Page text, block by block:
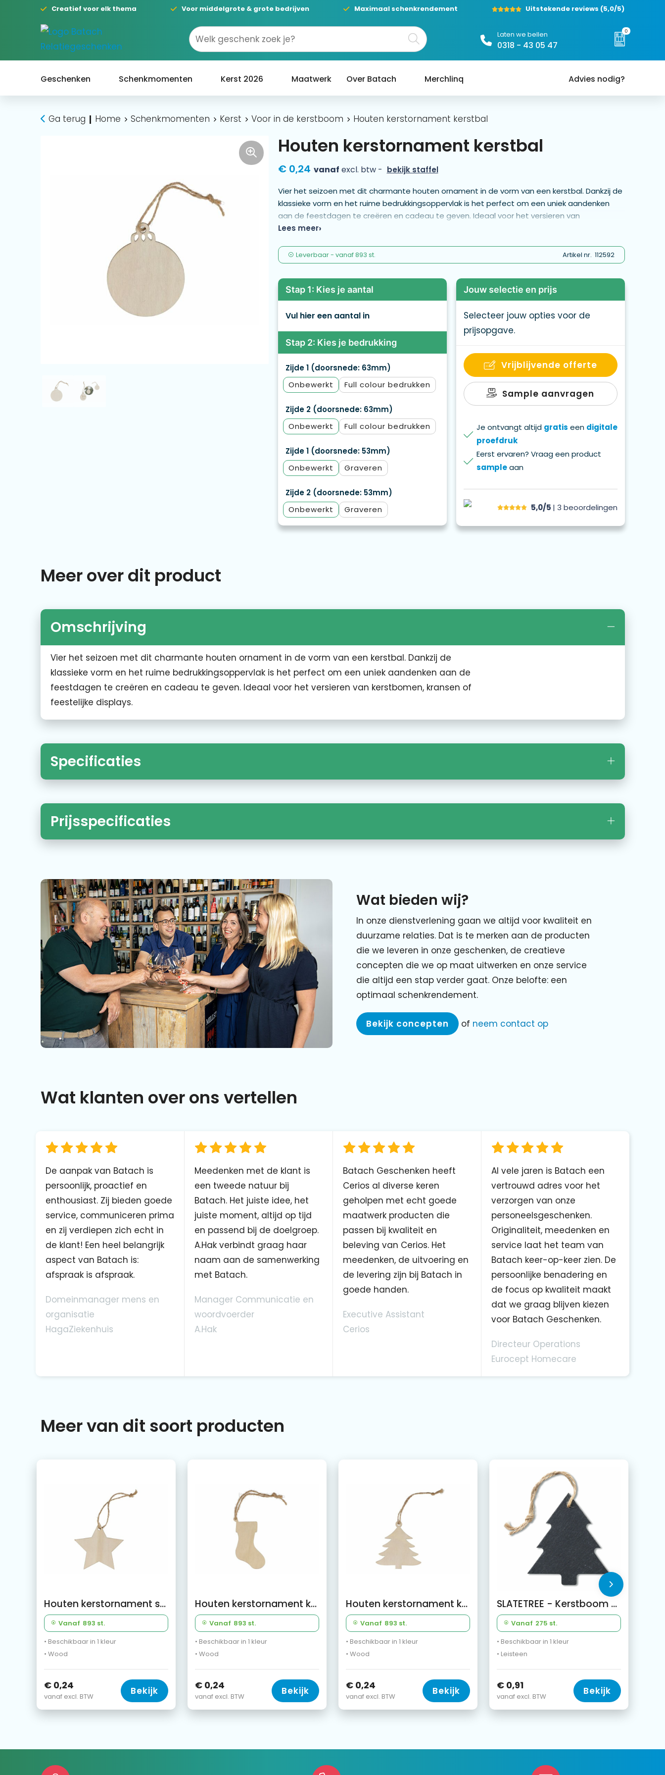
Creatief voor elk thema Voor middelgrote & grote bedrijven Maximaal schenkrendement Uitstekende reviews (5,0/5)
Laten we bellen
0318 - 43 05 47
0
Geschenken Schenkmomenten Kerst 2026 Maatwerk Over Batach Merchlinq Advies nodig?
Ga terug Home Schenkmomenten Kerst Voor in de kerstboom Houten kerstornament kerstbal
Houten kerstornament kerstbal
€ 0,24 vanaf excl. btw - bekijk staffel
Vier het seizoen met dit charmante houten ornament in de vorm van een kerstbal. Dankzij de
klassieke vorm en het ruime bedrukkingsoppervlak is het perfect om een uniek aandenken
aan de feestdagen te creëren en cadeau te geven. Ideaal voor het versieren van
kerstbomen, kransen of feestelijke displays.
Lees meer
Leverbaar- vanaf893 st. Artikel nr. 112592
Stap 1: Kies je aantal
Vul hier een aantal in
Stap 2: Kies je bedrukking
Zijde 1 (doorsnede: 63mm)
Onbewerkt
Full colour
Zijde 2 (doorsnede: 63mm)
Onbewerkt
Full colour
Zijde 1 (doorsnede: 53mm)
Onbewerkt
Graveren
Zijde 2 (doorsnede: 53mm)
Onbewerkt
Graveren
Jouw selectie en prijs
Selecteer jouw opties voor de
prijsopgave.
Vrijblijvende offerte
Sample aanvragen
Je ontvangt altijd gratis een digitale
proefdruk
Eerst ervaren? Vraag een product
sampleaan
5,0/5 | 3 beoordelingen
Meer over dit product
Omschrijving
Vier het seizoen met dit charmante houten ornament in de vorm van een kerstbal. Dankzij de
klassieke vorm en het ruime bedrukkingsoppervlak is het perfect om een uniek aandenken aan de
feestdagen te creëren en cadeau te geven. Ideaal voor het versieren van kerstbomen, kransen of
feestelijke displays.
Specificaties
Prijsspecificaties
Wat bieden wij?
In onze dienstverlening gaan we altijd voor kwaliteit en
duurzame relaties. Dat is te merken aan de producten
die we leveren in onze geschenken, de creatieve
concepten die we op maat uitwerken en onze service
die altijd een stap verder gaat. Onze belofte: een
optimaal schenkrendement.
Bekijk concepten of neem contact op
Wat klanten over ons vertellen
De aanpak van Batach is
persoonlijk, proactief en
enthousiast. Zij bieden goede
service, communiceren prima
en zij verdiepen zich echt in
de klant! Een heel belangrijk
aspect van Batach is:
afspraak is afspraak.
Domeinmanager mens en
organisatie
HagaZiekenhuis
Meedenken met de klant is
een tweede natuur bij
Batach. Het juiste idee, het
juiste moment, altijd op tijd
en passend bij de doelgroep.
A.Hak verbindt graag haar
naam aan de samenwerking
met Batach.
Manager Communicatie en
woordvoerder
A.Hak
Batach Geschenken heeft
Cerios al diverse keren
geholpen met echt goede
maatwerk producten die
passen bij kwaliteit en
beleving van Cerios. Het
meedenken, de uitvoering en
de levering zijn bij Batach in
goede handen.
Executive Assistant
Cerios
Al vele jaren is Batach een
vertrouwd adres voor het
verzorgen van onze
personeelsgeschenken.
Originaliteit, meedenken en
service laat het team van
Batach keer-op-keer zien. De
persoonlijke benadering en
de focus op kwaliteit maakt
dat we graag blijven kiezen
voor Batach Geschenken.
Directeur Operations
Eurocept Homecare
Meer van dit soort producten
Houten kerstornament ster
Vanaf 893 st.
• Beschikbaar in 1 kleur
• Wood
€ 0,24
vanaf excl. BTW Bekijk
Houten kerstornament kerstsok
Vanaf 893 st.
• Beschikbaar in 1 kleur
• Wood
€ 0,24
vanaf excl. BTW Bekijk
Houten kerstornament kerstboom
Vanaf 893 st.
• Beschikbaar in 1 kleur
• Wood
€ 0,24
vanaf excl. BTW Bekijk
SLATETREE - Kerstboom hanger van leisteen
Vanaf 275 st.
• Beschikbaar in 1 kleur
• Leisteen
€ 0,91
vanaf excl. BTW Bekijk